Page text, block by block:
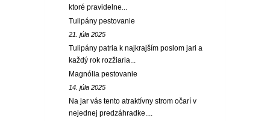
ktoré pravidelne...
Tulipány pestovanie
21. júla 2025
Tulipány patria k najkrajším poslom jari a
každý rok rozžiaria...
Magnólia pestovanie
14. júla 2025
Na jar vás tento atraktívny strom očarí v
nejednej predzáhradke....